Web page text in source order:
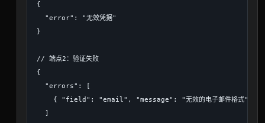
{
  "error": "无效凭据"
}
// 端点2：验证失败
{
  "errors": [
    { "field": "email", "message": "无效的电子邮件格式" }
  ]